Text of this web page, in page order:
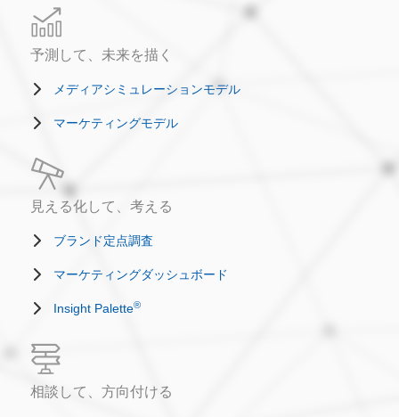
予測して、未来を描く
メディアシミュレーションモデル
マーケティングモデル
見える化して、考える
ブランド定点調査
マーケティングダッシュボード
Insight Palette®
相談して、方向付ける